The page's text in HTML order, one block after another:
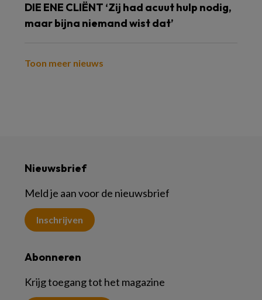
DIE ENE CLIËNT ‘Zij had acuut hulp nodig,
maar bijna niemand wist dat’
Toon meer nieuws
Nieuwsbrief
Meld je aan voor de nieuwsbrief
Inschrijven
Abonneren
Krijg toegang tot het magazine